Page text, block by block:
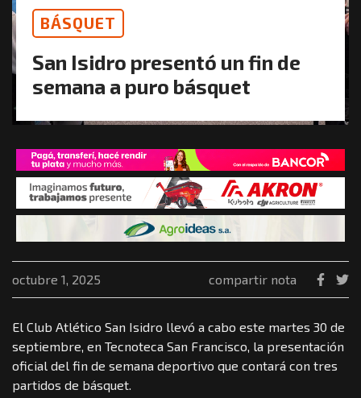
BÁSQUET
San Isidro presentó un fin de
semana a puro básquet
octubre 1, 2025 compartir nota
El Club Atlético San Isidro llevó a cabo este martes 30 de
septiembre, en Tecnoteca San Francisco, la presentación
oficial del fin de semana deportivo que contará con tres
partidos de básquet.